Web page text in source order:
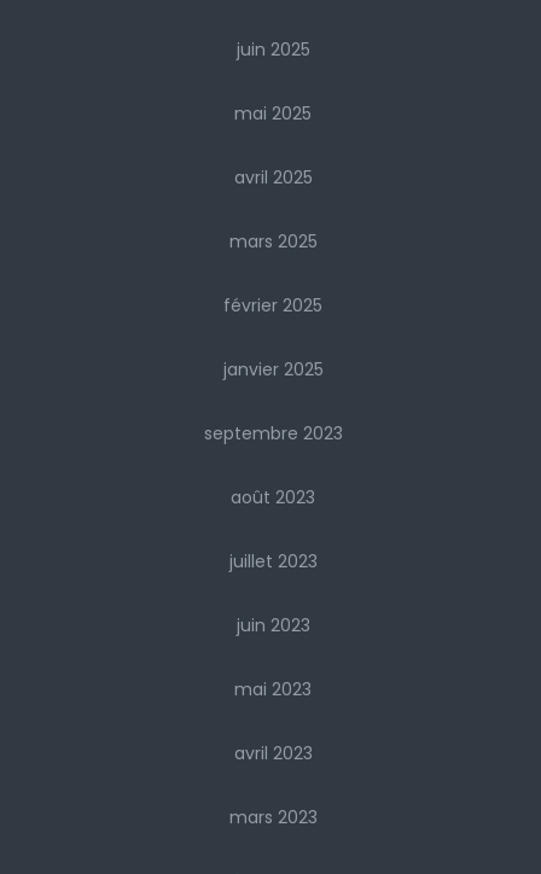
juin 2025
mai 2025
avril 2025
mars 2025
février 2025
janvier 2025
septembre 2023
août 2023
juillet 2023
juin 2023
mai 2023
avril 2023
mars 2023